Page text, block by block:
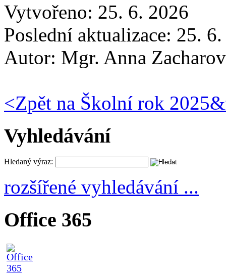
Vytvořeno: 25. 6. 2026
Poslední aktualizace: 25.
Autor: Mgr. Anna
<Zpět na Školní rok
Vyhledávání
Hledaný výraz:
rozšířené vyhledávání ...
Office 365